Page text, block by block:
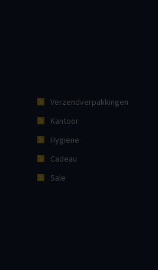
Verzendverpakkingen
Kantoor
Hygiëne
Cadeau
Sale